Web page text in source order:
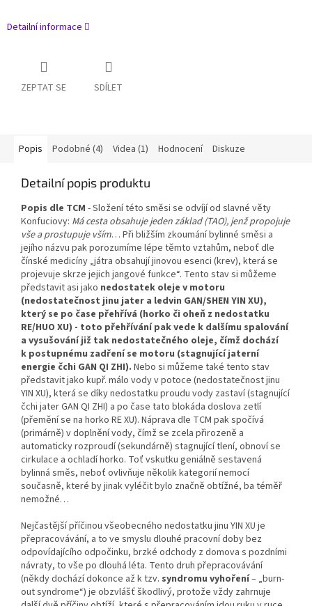
Detailní informace
ZEPTAT SE SDÍLET
Popis Podobné (4) Videa (1) Hodnocení Diskuze
Detailní popis produktu
Popis dle TCM - Složení této směsi se odvíjí od slavné věty
Konfuciovy: Má cesta obsahuje jeden základ (TAO), jenž propojuje
vše a prostupuje vším… Při bližším zkoumání bylinné směsi a
jejího názvu pak porozumíme lépe těmto vztahům, neboť dle
čínské medicíny „játra obsahují jinovou esenci (krev), která se
projevuje skrze jejich jangové funkce“. Tento stav si můžeme
představit asi jako nedostatek oleje v motoru
(nedostatečnost jinu jater a ledvin GAN/SHEN YIN XU),
který se po čase přehřívá (horko či oheň z nedostatku
RE/HUO XU) - toto přehřívání pak vede k dalšímu spalování
a vysušování již tak nedostatečného oleje, čímž dochází
k postupnému zadření se motoru (stagnující jaterní
energie čchi GAN QI ZHI). Nebo si můžeme také tento stav
představit jako kupř. málo vody v potoce (nedostatečnost jinu
YIN XU), která se díky nedostatku proudu vody zastaví (stagnující
čchi jater GAN QI ZHI) a po čase tato blokáda doslova zetlí
(přemění se na horko RE XU). Náprava dle TCM pak spočívá
(primárně) v doplnění vody, čímž se zcela přirozeně a
automaticky rozproudí (sekundárně) stagnující tlení, obnoví se
cirkulace a ochladí horko. Toť vskutku geniálně sestavená
bylinná směs, neboť ovlivňuje několik kategorií nemocí
současně, které by jinak vyléčit bylo značně obtížné, ba téměř
nemožné…
Nejčastější příčinou všeobecného nedostatku jinu YIN XU je
přepracovávání, a to ve smyslu dlouhé pracovní doby bez
odpovídajícího odpočinku, brzké odchody z domova s pozdními
návraty, to vše po dlouhá léta. Tento druh přepracovávání
(někdy dochází dokonce až k tzv. syndromu vyhoření– „burn-
out syndrome“) je obzvlášť škodlivý, protože vždy zahrnuje